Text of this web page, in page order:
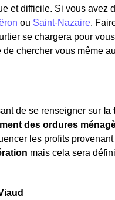
et difficile. Si vous avez
ou Saint-Nazaire.
se chargera pour
de chercher vous même
de se renseigner sur la
des ordures
les profits
mais cela sera défini